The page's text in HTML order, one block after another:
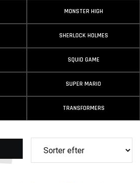
MONSTER HIGH
SHERLOCK HOLMES
SQUID GAME
SUPER MARIO
TRANSFORMERS